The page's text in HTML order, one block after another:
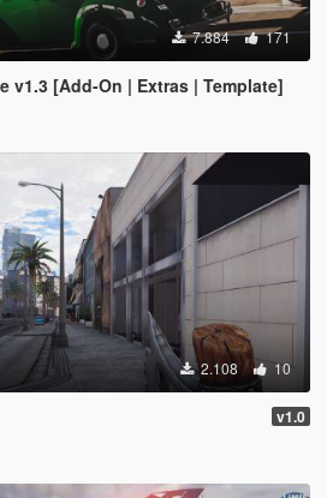
7.884 171
v1.3 [Add-On | Extras | Template]
2.108 10
v1.0